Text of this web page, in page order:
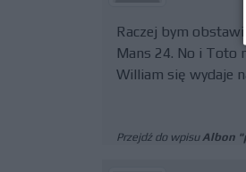
Raczej bym
Mans 24. No i Toto
William się wydaje
Przejdź do wpisuAlbon